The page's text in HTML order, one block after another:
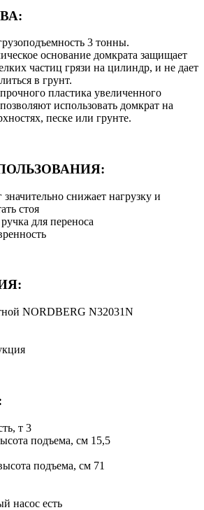
3 тонны.
основание домкрата защищает
частиц грязи на цилиндр, и не дает
в грунт.
пластика увеличенного
использовать домкрат на
песке или грунте.
снижает нагрузку и
стоя
для переноса
NORDBERG N32031N
т 3
подъема, см 15,5
подъема, см 71
насос есть